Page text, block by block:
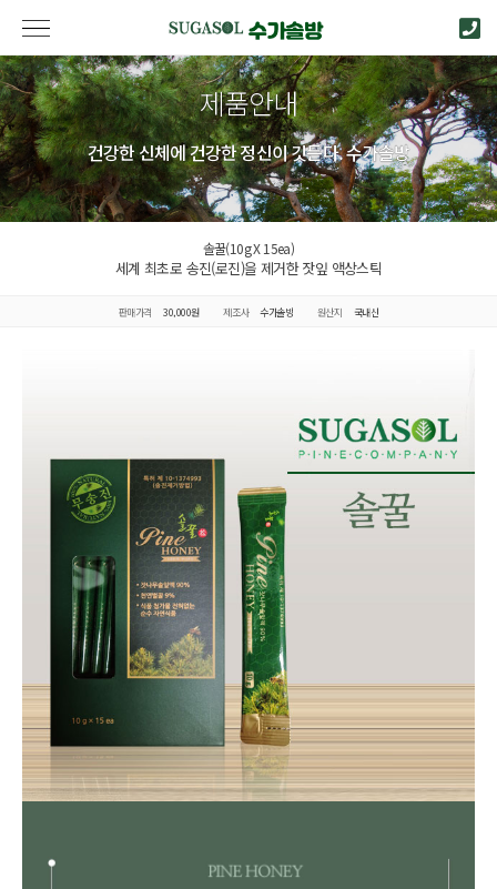
제품안내
건강한 신체에 건강한 정신이 깃든다. 수가솔방
솔꿀(10g X 15ea)
세계 최초로 송진(로진)을 제거한 잣잎 액상스틱
판매가격 30,000원 제조사 수가솔방 원산지 국내산